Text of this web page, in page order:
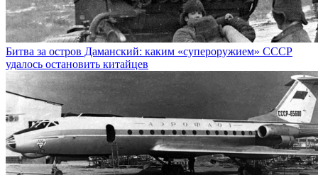
Битва за остров Даманский: каким «супероружием» СССР
удалось остановить китайцев